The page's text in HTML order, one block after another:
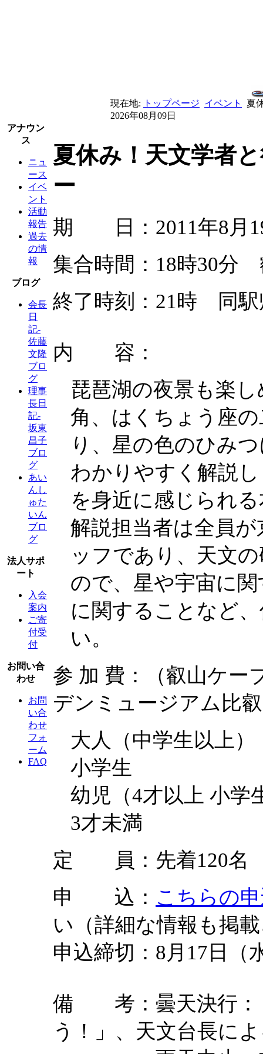
現在地: トップページ イベント
夏
2026年08月09日
アナウン
ス
ニュ
ース
イベ
ント
活動
報告
過去
の情
報
ブログ
会長
日
記-
佐藤
文隆
ブロ
グ
理事
長日
記-
坂東
昌子
ブロ
グ
あい
んし
ゅた
いん
ブロ
グ
法人サポ
ート
入会
案内
ご寄
付受
付
お問い合
わせ
お問
い合
わせ
フォ
ーム
FAQ
夏休み！天文学者
ー
期 日：2011年8月
集合時間：18時30分
終了時刻：21時 同駅
内 容：
琵琶湖の夜景も楽
角、はくちょう座
り、星の色のひみ
わかりやすく解説
を身近に感じられ
解説担当者は全員
ッフであり、天文
ので、星や宇宙に
に関することなど
い。
参 加 費：（叡山ケー
デンミュージアム比
大人（中学生
小学生
幼児（4才以上 小
3才未
定 員：先着120名
申 込： こちらの
い（詳細な情報も掲
申込締切：8月17日（
備 考：曇天決行：
う！」、天文台長に